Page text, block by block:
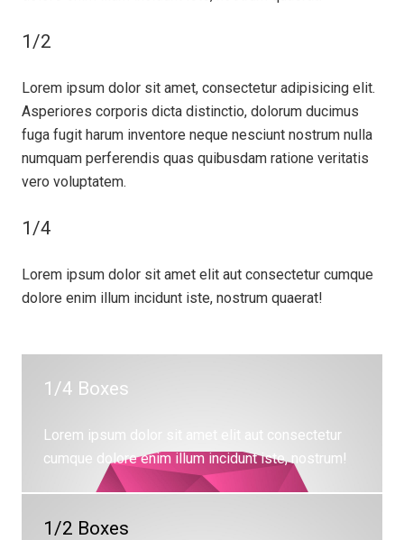
1/2
Lorem ipsum dolor sit amet, consectetur adipisicing elit.
Asperiores corporis dicta distinctio, dolorum ducimus
fuga fugit harum inventore neque nesciunt nostrum nulla
numquam perferendis quas quibusdam ratione veritatis
vero voluptatem.
1/4
Lorem ipsum dolor sit amet elit aut consectetur cumque
dolore enim illum incidunt iste, nostrum quaerat!
1/4 Boxes
Lorem ipsum dolor sit amet elit aut consectetur
cumque dolore enim illum incidunt iste, nostrum!
1/2 Boxes